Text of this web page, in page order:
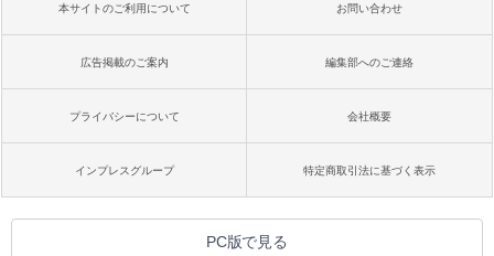
本サイトのご利用について お問い合わせ
広告掲載のご案内 編集部へのご連絡
プライバシーについて 会社概要
インプレスグループ 特定商取引法に基づく表示
PC版で見る